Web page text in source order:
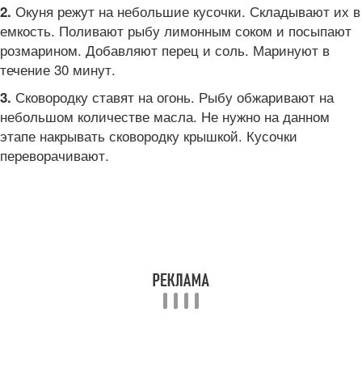
2. Окуня режут на небольшие кусочки. Складывают их в
емкость. Поливают рыбу лимонным соком и посыпают
розмарином. Добавляют перец и соль. Маринуют в
течение 30 минут.
3. Сковородку ставят на огонь. Рыбу обжаривают на
небольшом количестве масла. Не нужно на данном
этапе накрывать сковородку крышкой. Кусочки
переворачивают.